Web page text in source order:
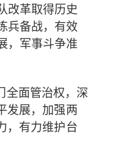
改革取得历史
兵备战，有效
，军事斗争准
全面管治权，深
发展，加强两
，有力维护台